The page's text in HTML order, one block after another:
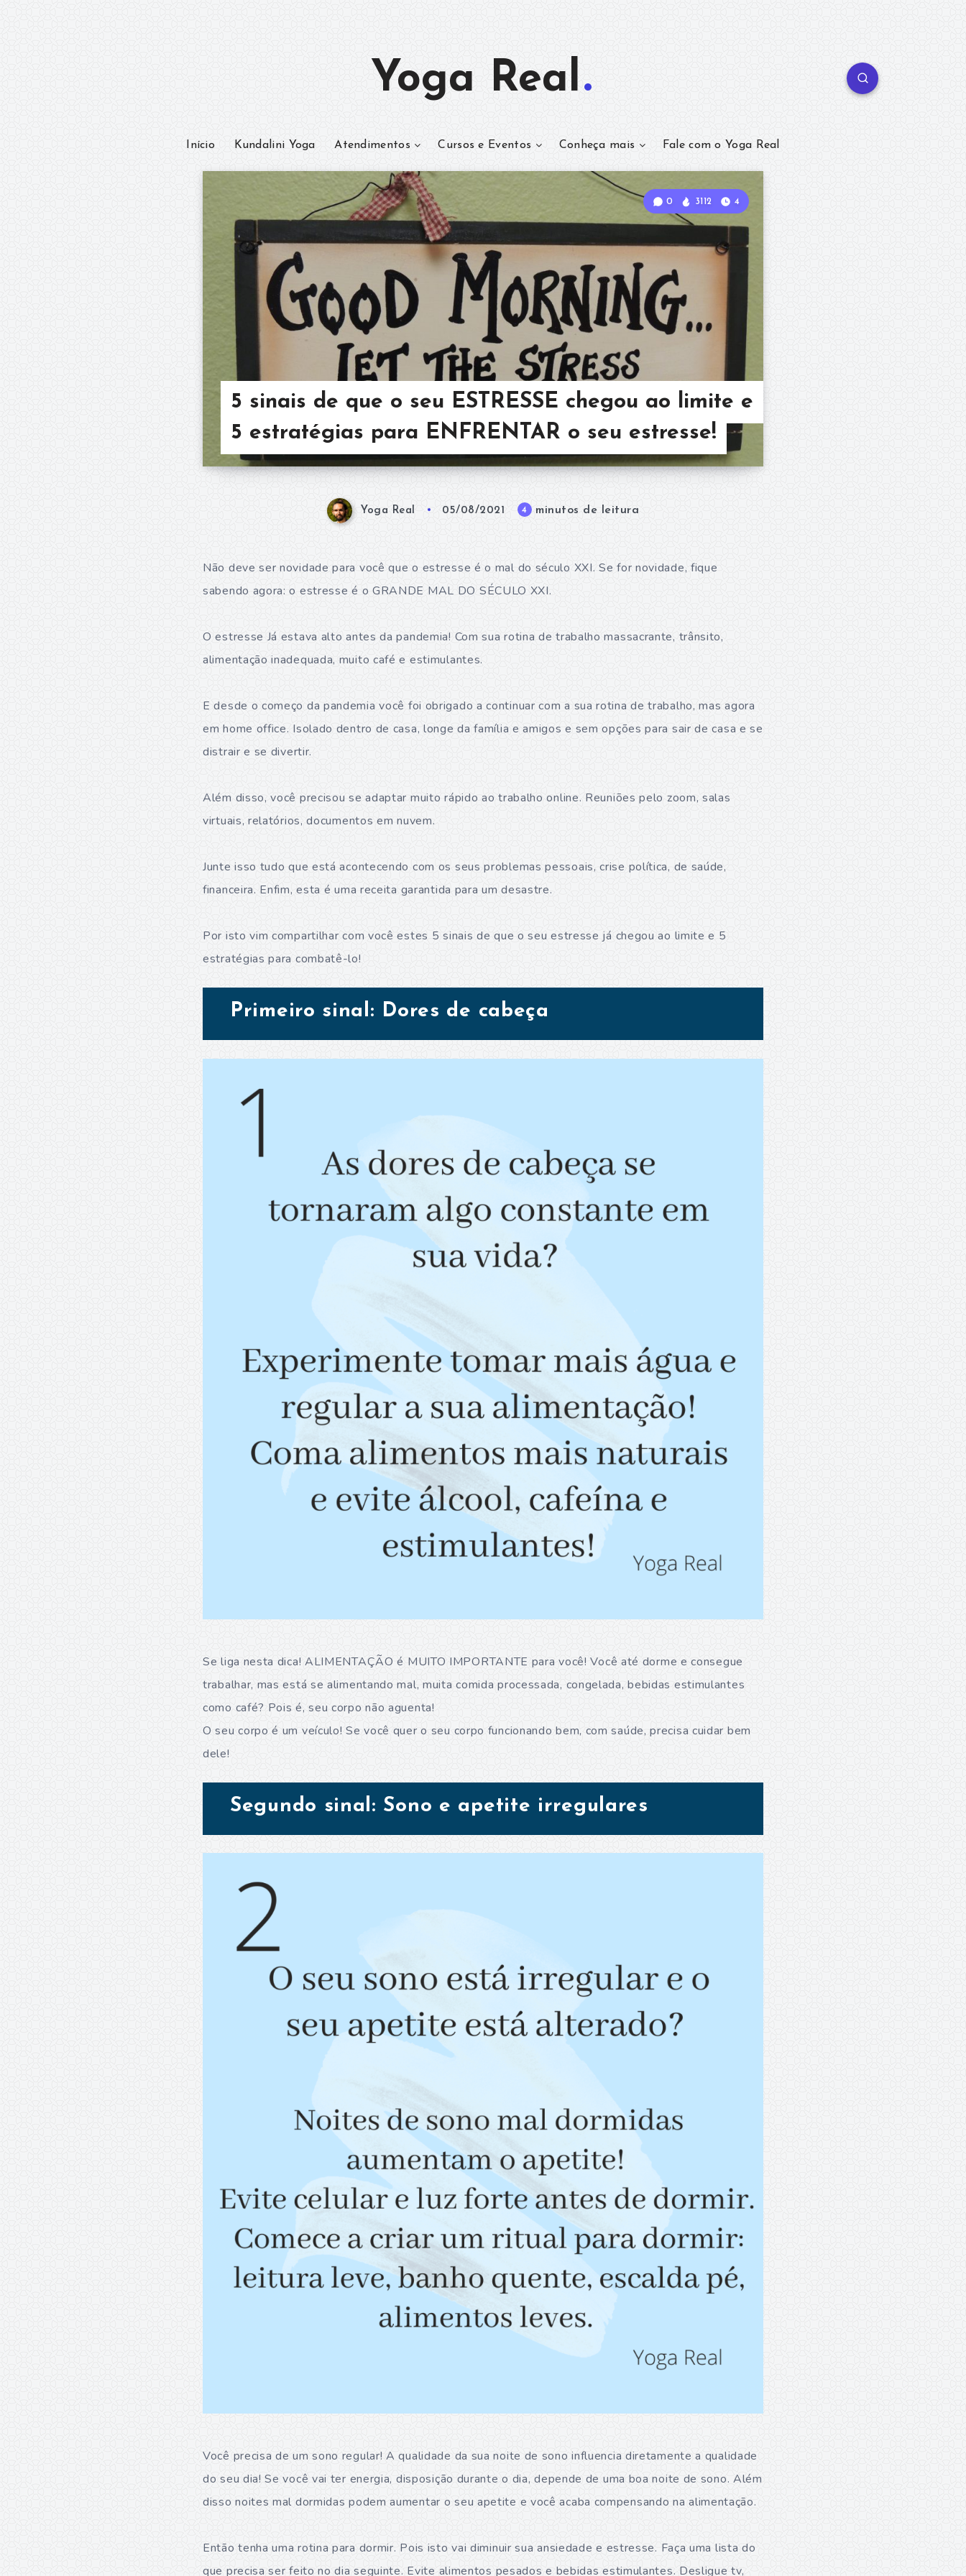
Yoga Real
Início Kundalini Yoga Atendimentos Cursos e Eventos Conheça mais Fale com o Yoga Real
5 sinais de que o seu ESTRESSE chegou ao limite e
5 estratégias para ENFRENTAR o seu estresse!
0 3112 4
Yoga Real 05/08/2021 4 minutos de leitura
Não deve ser novidade para você que o estresse é o mal do século XXI. Se for novidade, fique
sabendo agora: o estresse é o GRANDE MAL DO SÉCULO XXI.
O estresse Já estava alto antes da pandemia! Com sua rotina de trabalho massacrante, trânsito,
alimentação inadequada, muito café e estimulantes.
E desde o começo da pandemia você foi obrigado a continuar com a sua rotina de trabalho, mas agora
em home office. Isolado dentro de casa, longe da família e amigos e sem opções para sair de casa e se
distrair e se divertir.
Além disso, você precisou se adaptar muito rápido ao trabalho online. Reuniões pelo zoom, salas
virtuais, relatórios, documentos em nuvem.
Junte isso tudo que está acontecendo com os seus problemas pessoais, crise política, de saúde,
financeira. Enfim, esta é uma receita garantida para um desastre.
Por isto vim compartilhar com você estes 5 sinais de que o seu estresse já chegou ao limite e 5
estratégias para combatê-lo!
Primeiro sinal: Dores de cabeça
Se liga nesta dica! ALIMENTAÇÃO é MUITO IMPORTANTE para você! Você até dorme e consegue
trabalhar, mas está se alimentando mal, muita comida processada, congelada, bebidas estimulantes
como café? Pois é, seu corpo não aguenta!
O seu corpo é um veículo! Se você quer o seu corpo funcionando bem, com saúde, precisa cuidar bem
dele!
Segundo sinal: Sono e apetite irregulares
Você precisa de um sono regular! A qualidade da sua noite de sono influencia diretamente a qualidade
do seu dia! Se você vai ter energia, disposição durante o dia, depende de uma boa noite de sono. Além
disso noites mal dormidas podem aumentar o seu apetite e você acaba compensando na alimentação.
Então tenha uma rotina para dormir. Pois isto vai diminuir sua ansiedade e estresse. Faça uma lista do
que precisa ser feito no dia seguinte. Evite alimentos pesados e bebidas estimulantes. Desligue tv,